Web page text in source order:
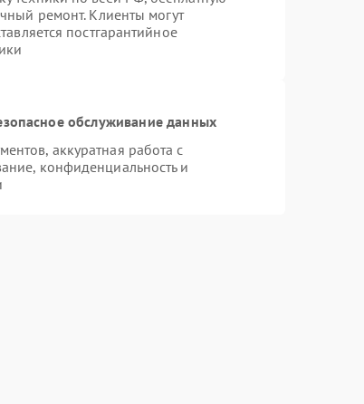
ремонт. Клиенты могут
постгарантийное
обслуживание данных
аккуратная работа с
конфиденциальность и